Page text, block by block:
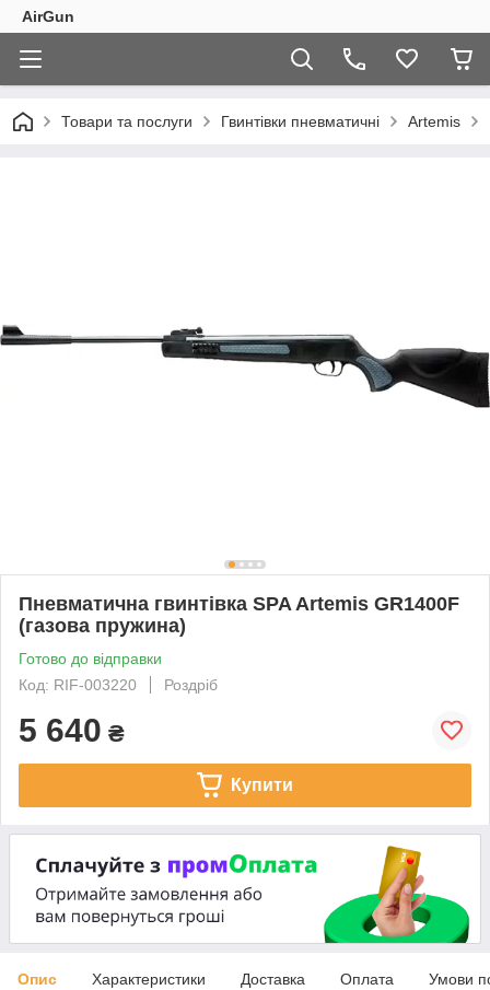
AirGun
Товари та послуги Гвинтівки пневматичні Artemis
Пневматична гвинтівка SPA Artemis GR1400F
(газова пружина)
Готово до відправки
Код: RIF-003220
Роздріб
5 640 ₴
Купити
Опис Характеристики Доставка Оплата Умови